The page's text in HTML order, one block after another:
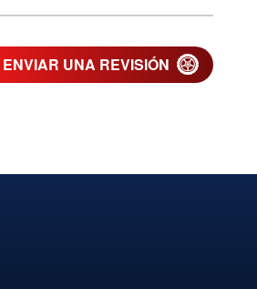
ENVIAR UNA REVISIÓN